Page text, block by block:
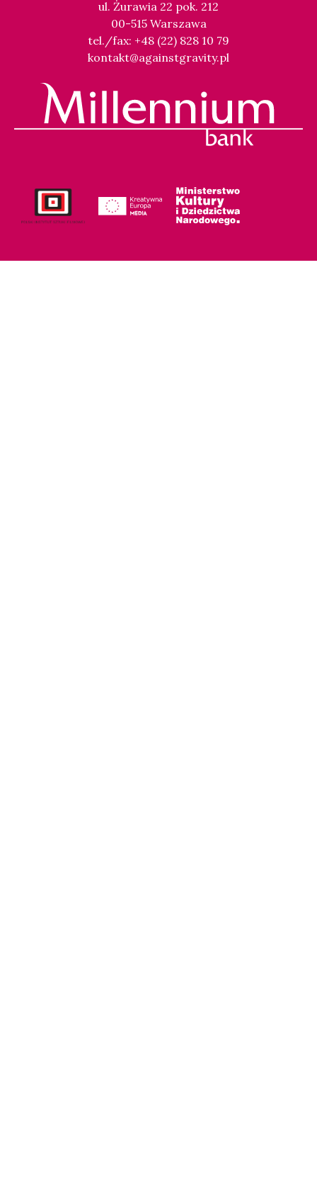
ul. Żurawia 22 pok. 212
00-515 Warszawa
tel./fax: +48 (22) 828 10 79
kontakt@againstgravity.pl